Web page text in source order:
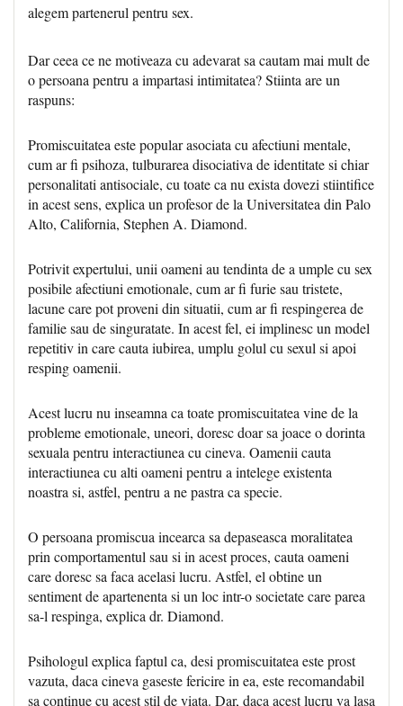
alegem partenerul pentru sex.
Dar ceea ce ne motiveaza cu adevarat sa cautam mai mult de
o persoana pentru a impartasi intimitatea? Stiinta are un
raspuns:
Promiscuitatea este popular asociata cu afectiuni mentale,
cum ar fi psihoza, tulburarea disociativa de identitate si chiar
personalitati antisociale, cu toate ca nu exista dovezi stiintifice
in acest sens, explica un profesor de la Universitatea din Palo
Alto, California, Stephen A. Diamond.
Potrivit expertului, unii oameni au tendinta de a umple cu sex
posibile afectiuni emotionale, cum ar fi furie sau tristete,
lacune care pot proveni din situatii, cum ar fi respingerea de
familie sau de singuratate. In acest fel, ei implinesc un model
repetitiv in care cauta iubirea, umplu golul cu sexul si apoi
resping oamenii.
Acest lucru nu inseamna ca toate promiscuitatea vine de la
probleme emotionale, uneori, doresc doar sa joace o dorinta
sexuala pentru interactiunea cu cineva. Oamenii cauta
interactiunea cu alti oameni pentru a intelege existenta
noastra si, astfel, pentru a ne pastra ca specie.
O persoana promiscua incearca sa depaseasca moralitatea
prin comportamentul sau si in acest proces, cauta oameni
care doresc sa faca acelasi lucru. Astfel, el obtine un
sentiment de apartenenta si un loc intr-o societate care parea
sa-l respinga, explica dr. Diamond.
Psihologul explica faptul ca, desi promiscuitatea este prost
vazuta, daca cineva gaseste fericire in ea, este recomandabil
sa continue cu acest stil de viata. Dar, daca acest lucru va lasa